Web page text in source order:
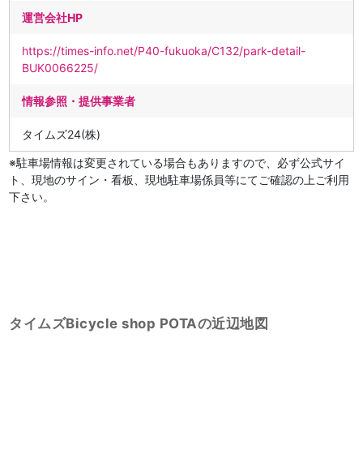
運営会社HP
https://times-info.net/P40-fukuoka/C132/park-detail-
BUK0066225/
情報参照・提供事業者
タイムズ24(株)
※駐車場情報は変更されている場合もありますので、必ず公式サイ
ト、現地のサイン・看板、現地駐車場係員等にてご確認の上ご利用
下さい。
タイムズBicycle shop POTAの近辺地図